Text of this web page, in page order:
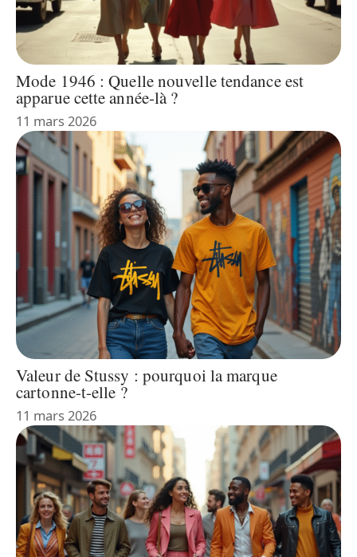
Mode 1946 : Quelle nouvelle tendance est
apparue cette année-là ?
11 mars 2026
Valeur de Stussy : pourquoi la marque
cartonne-t-elle ?
11 mars 2026